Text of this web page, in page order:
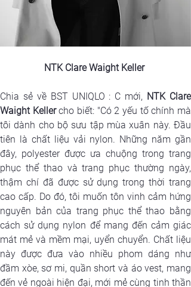
NTK Clare Waight Keller
Chia sẻ về BST UNIQLO : C mới, NTK Clare
Waight Keller cho biết: "Có 2 yếu tố chính mà
tôi dành cho bộ sưu tập mùa xuân này. Đầu
tiên là chất liệu vải nylon. Những năm gần
đây, polyester được ưa chuộng trong trang
phục thể thao và trang phục thường ngày,
thậm chí đã được sử dụng trong thời trang
cao cấp. Do đó, tôi muốn tôn vinh cảm hứng
nguyên bản của trang phục thể thao bằng
cách sử dụng nylon để mang đến cảm giác
mát mẻ và mềm mại, uyển chuyển. Chất liệu
này được đưa vào nhiều phom dáng như
đầm xòe, sơ mi, quần short và áo vest, mang
đến vẻ ngoài hiện đại, mới mẻ cùng tinh thần